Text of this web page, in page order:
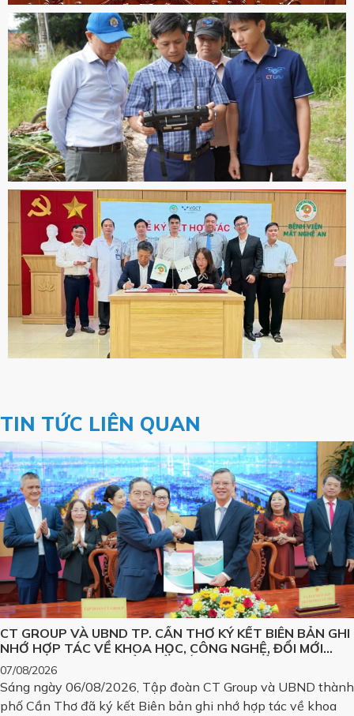
TIN TỨC LIÊN QUAN
CT GROUP VÀ UBND TP. CẦN THƠ KÝ KẾT BIÊN BẢN GHI
NHỚ HỢP TÁC VỀ KHOA HỌC, CÔNG NGHỆ, ĐỔI MỚI
SÁNG TẠO VÀ CHUYỂN ĐỔI SỐ, PHÁT TRIỂN CÁC SẢN
PHẨM CÔNG NGHỆ CHIẾN LƯỢC
07/08/2026
Sáng ngày 06/08/2026, Tập đoàn CT Group và UBND thành
phố Cần Thơ đã ký kết Biên bản ghi nhớ hợp tác về khoa